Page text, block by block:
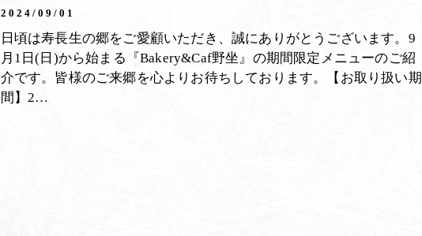
2024/09/01
日頃は寿長生の郷をご愛顧いただき、誠にありがとうございます。9
月1日(日)から始まる『Bakery&Caf野坐』の期間限定メニューのご紹
介です。皆様のご来郷を心よりお待ちしております。【お取り扱い期
間】2…